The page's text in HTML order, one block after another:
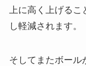
上に高く上げるこ
し軽減されます。
そしてまたボール